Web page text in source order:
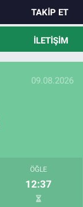
TAKIP ET
İLETIŞIM
09.08.2026
ÖĞLE
12:37